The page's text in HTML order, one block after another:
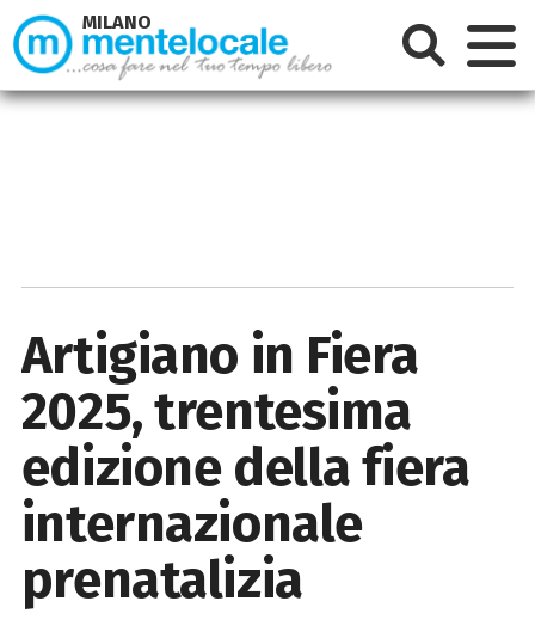
Artigiano in Fiera
2025, trentesima
edizione della fiera
internazionale
prenatalizia
MILANO